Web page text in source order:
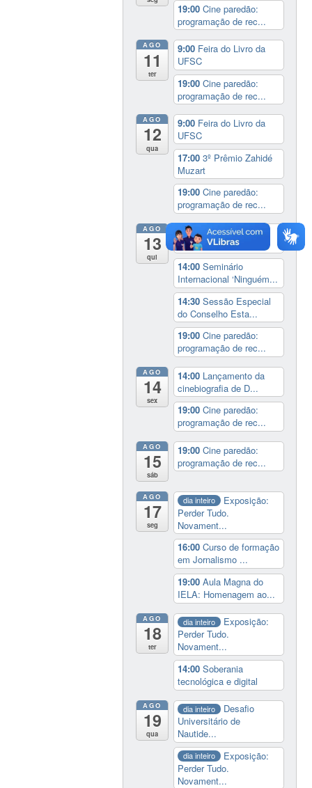
19:00Cine paredão:
programação de rec...
AGO
11
ter
9:00 Feira do Livro da
UFSC
19:00Cine paredão:
programação de rec...
AGO
12
qua
9:00 Feira do Livro da
UFSC
17:003º Prêmio Zahidé
Muzart
19:00Cine paredão:
programação de rec...
AGO
13
qui
9:00Feira do Livro da
UFSC
14:00Seminário
Internacional ‘Ninguém...
14:30Sessão Especial
do Conselho Esta...
19:00Cine paredão:
programação de rec...
AGO
14
sex
14:00 Lançamento da
cinebiografia de D...
19:00Cine paredão:
programação de rec...
AGO
15
sáb
19:00Cine paredão:
programação de rec...
AGO
17
seg
dia inteiro
Exposição:
Perder Tudo.
Novament...
16:00Curso de formação
em Jornalismo ...
19:00Aula Magna do
IELA: Homenagem ao...
AGO
18
ter
dia inteiro
Exposição:
Perder Tudo.
Novament...
14:00Soberania
tecnológica e digital
AGO
19
qua
dia inteiro
Desafio
Universitário de
Nautide...
dia inteiro
Exposição:
Perder Tudo.
Novament...